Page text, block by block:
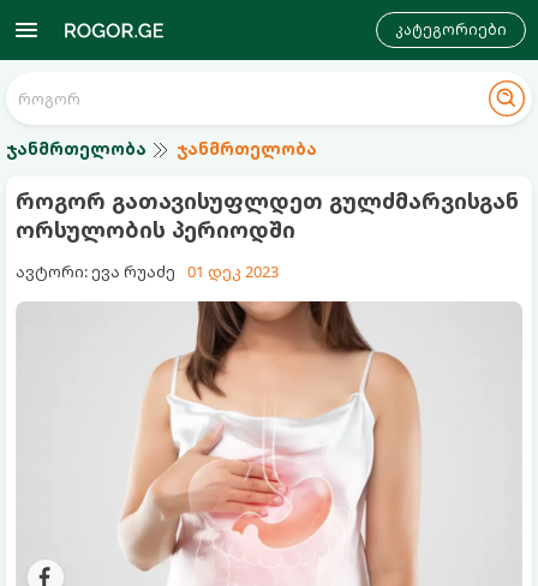
კატეგორიები
ჯანმრთელობა ჯანმრთელობა
როგორ გათავისუფლდეთ გულძმარვისგან
ორსულობის პერიოდში
ავტორი: ევა რუაძე 01 დეკ 2023